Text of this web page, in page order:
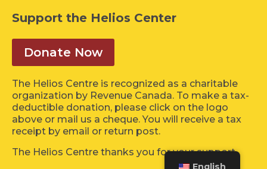
Support the Helios Center
Donate Now
The Helios Centre is recognized as a charitable
organization by Revenue Canada. To make a tax-
deductible donation, please click on the logo
above or mail us a cheque. You will receive a tax
receipt by email or return post.
The Helios Centre thanks you for your support.
English